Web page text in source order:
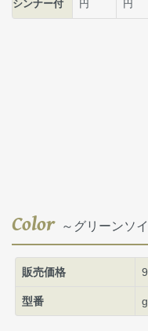
Color～グリーンソイ
販売価格
型番